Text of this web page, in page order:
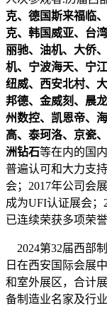
克、德国斯来福临
克、韩国威亚、台
丽驰、油机、大侨
机、宁波海天、宁
纽威、西安北村、
邦德、金威刻、晨
州数控、凯恩帝、
高、泰珂洛、京瓷
洲钻石等在内的国
普遍认可和大力支
会；2017年公司会
成为UFI认证展会；
已连续荣获多项荣
2024第32届西部
日在西安国际会展
和室外展区，合计
备制造业名家及行